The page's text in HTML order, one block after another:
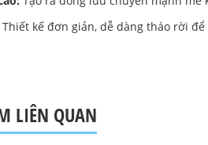
Thiết kế đơn giản, dễ dàng tháo rời
LIÊN QUAN